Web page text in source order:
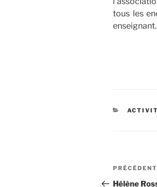
tous les
enseignant.
de
Article
précédent
PRÉCÉDENT
Hélène